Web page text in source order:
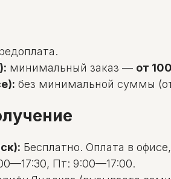
минимальный заказ — от
без минимальной суммы
Бесплатно. Оплата в
Пт: 9:00—17:00.